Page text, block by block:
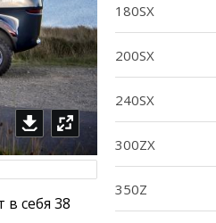
в себя 38
180SX
200SX
240SX
300ZX
350Z